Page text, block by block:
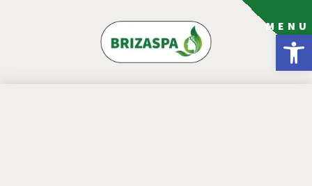
פתח סרגל נגישות
MENU